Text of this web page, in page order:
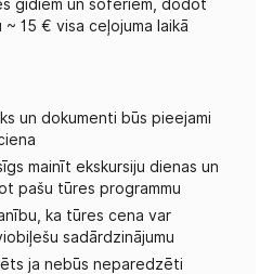
gidiem un šoferiem, dodot
15 € visa ceļojuma laikā
un dokumenti būs pieejami
mainīt ekskursiju dienas un
pašu tūres programmu
ka tūres cena var
sadārdzinājumu
ja nebūs neparedzēti